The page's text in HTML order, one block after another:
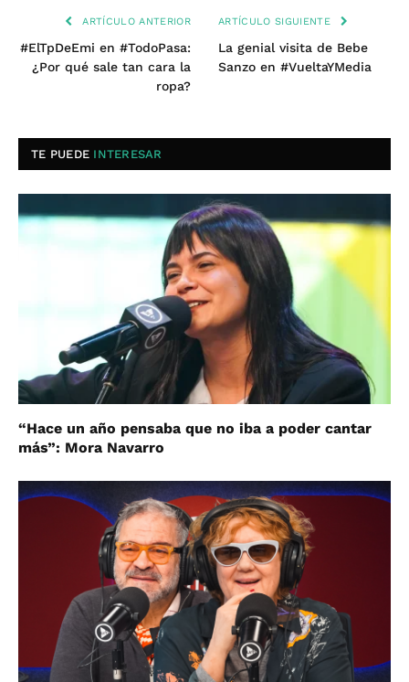
ARTÍCULO ANTERIOR
#ElTpDeEmi en #TodoPasa:
¿Por qué sale tan cara la
ropa?
ARTÍCULO SIGUIENTE
La genial visita de Bebe
Sanzo en #VueltaYMedia
TE PUEDE INTERESAR
“Hace un año pensaba que no iba a poder cantar
más”: Mora Navarro